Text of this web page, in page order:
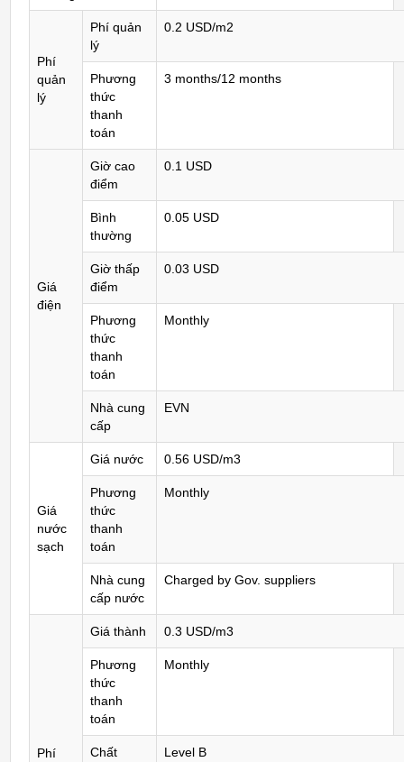
Phí
quản
lý
Phí quản
lý
0.2 USD/m2
Phương
thức
thanh
toán
3 months/12 months
Giá
điện
Giờ cao
điểm
0.1 USD
Bình
thường
0.05 USD
Giờ thấp
điểm
0.03 USD
Phương
thức
thanh
toán
Monthly
Nhà cung
cấp
EVN
Giá
nước
sạch
Giá nước 0.56 USD/m3
Phương
thức
thanh
toán
Monthly
Nhà cung
cấp nước
Charged by Gov. suppliers
Phí
Giá thành 0.3 USD/m3
Phương
thức
thanh
toán
Monthly
Chất
Level B